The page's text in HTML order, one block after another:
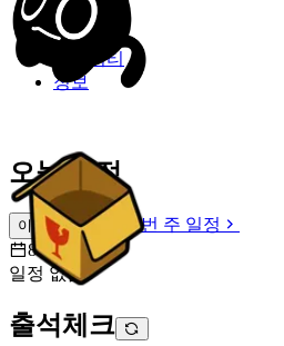
밐타운
피드
커뮤니티
정보
오늘 일정
이번 주 일정
이번 주 일정
8월 9일 [일]
일정 없음
출석체크